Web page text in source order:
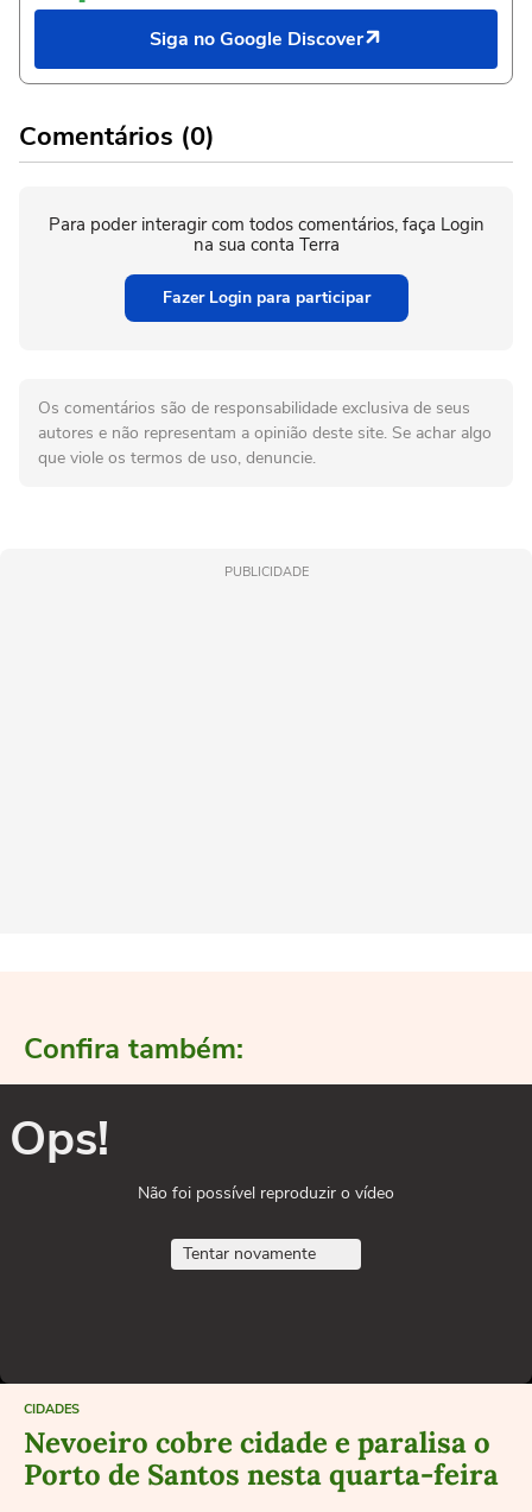
Siga no Google Discover
Comentários (0)
Para poder interagir com todos comentários, faça Login
na sua conta Terra
Fazer Login para participar
Os comentários são de responsabilidade exclusiva de seus
autores e não representam a opinião deste site. Se achar algo
que viole os termos de uso, denuncie.
PUBLICIDADE
Confira também:
Ops!
Não foi possível reproduzir o vídeo
Tentar novamente
CIDADES
Nevoeiro cobre cidade e paralisa o
Porto de Santos nesta quarta-feira